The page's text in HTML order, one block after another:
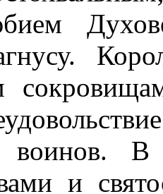
воинов. В
и